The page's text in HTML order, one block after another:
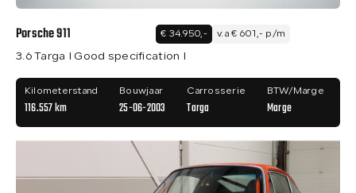
Porsche 911 € 34.950,- v.a € 601,- p/m
3.6 Targa I Good specification I
Kilometerstand
116.557 km
Bouwjaar
25-06-2003
Carrosserie
Targa
BTW/Marge
Marge